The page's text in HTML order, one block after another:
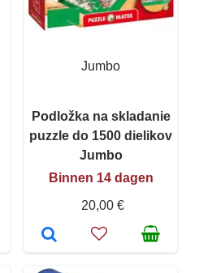
Jumbo
Podložka na skladanie
puzzle do 1500 dielikov
Jumbo
Binnen 14 dagen
20,00 €